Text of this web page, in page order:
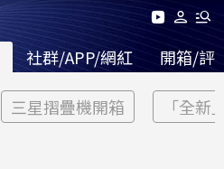
社群/APP/網紅 開箱/評
三星摺疊機開箱 「全新